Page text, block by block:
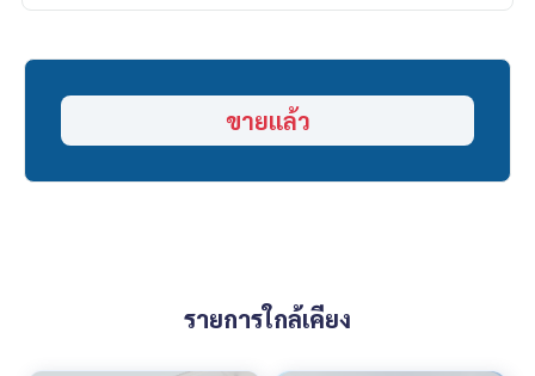
Facebook | IG | TikTok | YouTube
#HOMEREALESTATESERVICES
ขายแล้ว
รายการใกล้เคียง